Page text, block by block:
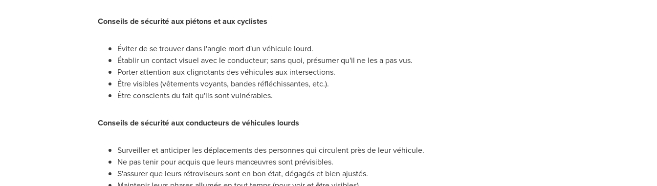
Conseils de sécurité aux piétons et aux cyclistes
Éviter de se trouver dans l'angle mort d'un véhicule lourd.
Établir un contact visuel avec le conducteur; sans quoi, présumer qu'il ne les a pas vus.
Porter attention aux clignotants des véhicules aux intersections.
Être visibles (vêtements voyants, bandes réfléchissantes, etc.).
Être conscients du fait qu'ils sont vulnérables.
Conseils de sécurité aux conducteurs de véhicules lourds
Surveiller et anticiper les déplacements des personnes qui circulent près de leur véhicule.
Ne pas tenir pour acquis que leurs manœuvres sont prévisibles.
S'assurer que leurs rétroviseurs sont en bon état, dégagés et bien ajustés.